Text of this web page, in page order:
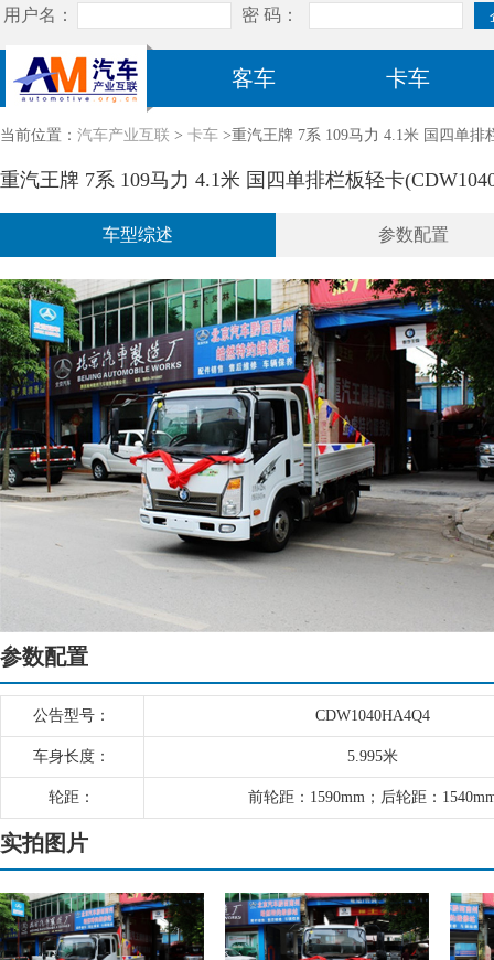
客车 卡车
当前位置： 汽车产业互联 > 卡车 >重汽王牌 7系 109马力 4.1米 国四单排
重汽王牌 7系 109马力 4.1米 国四单排栏板轻卡
车型综述 参数配置
参数配置
公告型号： CDW1040HA4Q4
车身长度： 5.995米
轮距： 前轮距：1590mm；后轮距：
实拍图片